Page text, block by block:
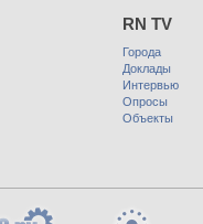
RN TV
Города
Доклады
Интервью
Опросы
Объекты